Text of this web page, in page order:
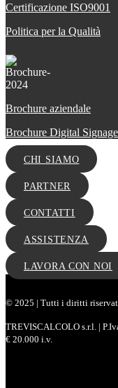
Certificazione ISO9001
Politica per la Qualità
Brochure aziendale
Brochure Digital Signage
CHI SIAMO
PARTNER
CONTATTI
ASSISTENZA
LAVORA CON NOI
© 2025 | Tutti i diritti
TREVISCALCOLO s.r.l. |
€ 20.000 i.v.